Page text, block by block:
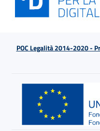
POC Legalità 2014-2020 -